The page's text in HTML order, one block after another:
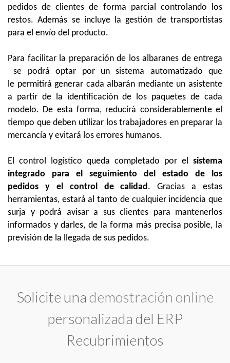
pedidos de clientes de forma parcial controlando los
restos. Además se incluye la gestión de transportistas
para el envío del producto.
Para facilitar la preparación de los albaranes de entrega
se podrá optar por un sistema automatizado que
le permitirá generar cada albarán mediante un asistente
a partir de la identificación de los paquetes de cada
modelo. De esta forma, reducirá considerablemente el
tiempo que deben utilizar los trabajadores en preparar la
mercancía y evitará los errores humanos.
El control logístico queda completado por el sistema
integrado para el seguimiento del estado de los
pedidos y el control de calidad . Gracias a estas
herramientas, estará al tanto de cualquier incidencia que
surja y podrá avisar a sus clientes para mantenerlos
informados y darles, de la forma más precisa posible, la
previsión de la llegada de sus pedidos.
Solicite una demostración online
personalizada del ERP
Recubrimientos